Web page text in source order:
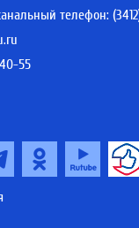
телефон:
55